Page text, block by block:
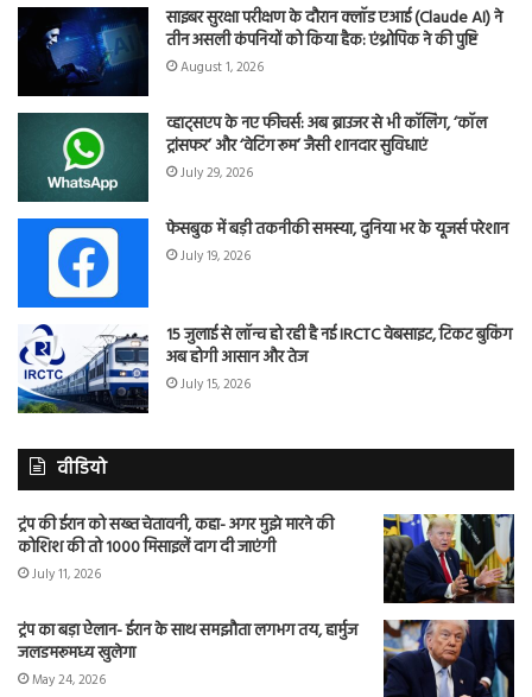
साइबर सुरक्षा परीक्षण के दौरान क्लॉड एआई (Claude AI) ने
तीन असली कंपनियों को किया हैक: एंथ्रोपिक ने की पुष्टि
August 1, 2026
व्हाट्सएप के नए फीचर्स: अब ब्राउजर से भी कॉलिंग, ‘कॉल
ट्रांसफर’ और ‘वेटिंग रूम’ जैसी शानदार सुविधाएं
July 29, 2026
फेसबुक में बड़ी तकनीकी समस्या, दुनिया भर के यूजर्स परेशान
July 19, 2026
15 जुलाई से लॉन्च हो रही है नई IRCTC वेबसाइट, टिकट बुकिंग
अब होगी आसान और तेज
July 15, 2026
वीडियो
ट्रंप की ईरान को सख्त चेतावनी, कहा- अगर मुझे मारने की
कोशिश की तो 1000 मिसाइलें दाग दी जाएंगी
July 11, 2026
ट्रंप का बड़ा ऐलान- ईरान के साथ समझौता लगभग तय, हार्मुज
जलडमरूमध्य खुलेगा
May 24, 2026